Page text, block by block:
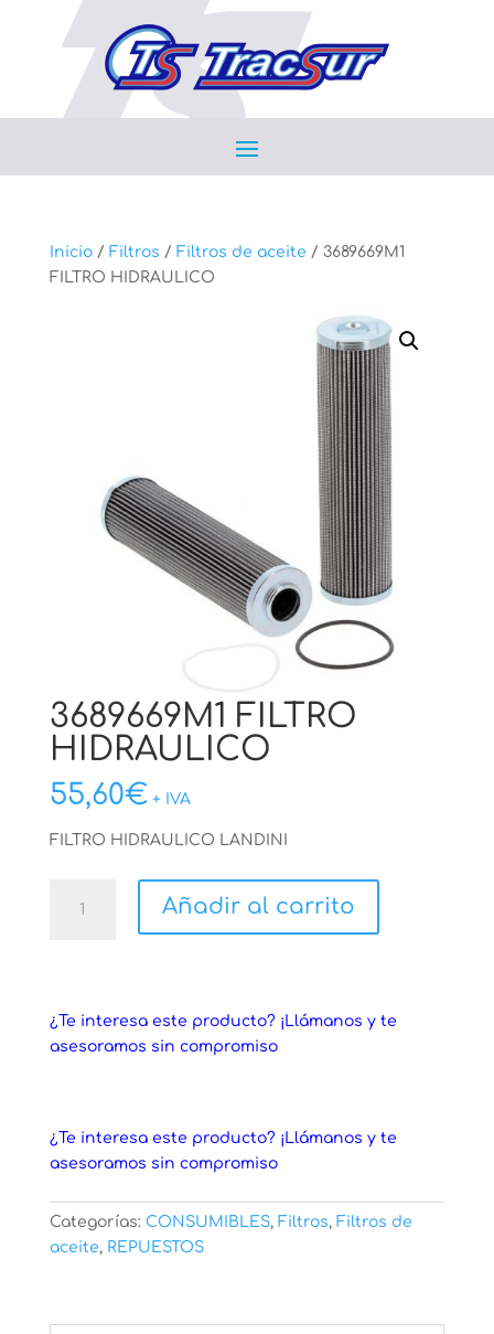
Inicio/ Filtros / Filtros de aceite / 3689669M1
FILTRO HIDRAULICO
3689669M1 FILTRO
HIDRAULICO
55,60€ + IVA
FILTRO HIDRAULICO LANDINI
FILTRO
Añadir al carrito
¿Te interesa este producto? ¡Llámanos y te
asesoramos sin compromiso
¿Te interesa este producto? ¡Llámanos y te
asesoramos sin compromiso
Categorías: CONSUMIBLES, Filtros, Filtros de
aceite, REPUESTOS